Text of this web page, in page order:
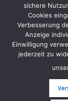
© FunShop
sichere
Cookies
Verbesserung
Anzeige
Einwilligung
jederzeit zu